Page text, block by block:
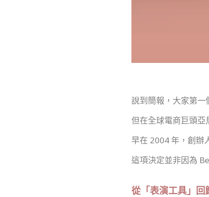
說到簡報，大家第一
但在全球電商巨頭亞
早在 2004 年，創辦
這項決定並非因為
從「表演工具」回